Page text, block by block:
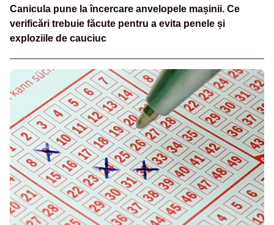
Canicula pune la încercare anvelopele mașinii. Ce
verificări trebuie făcute pentru a evita penele și
exploziile de cauciuc